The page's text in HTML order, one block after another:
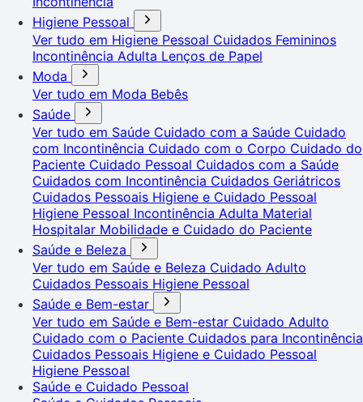
Higiene Pessoal
Ver tudo em Higiene Pessoal Cuidados Femininos
Incontinência Adulta Lenços de Papel
Moda
Ver tudo em Moda Bebês
Saúde
Ver tudo em Saúde Cuidado com a Saúde Cuidado
com Incontinência Cuidado com o Corpo Cuidado do
Paciente Cuidado Pessoal Cuidados com a Saúde
Cuidados com Incontinência Cuidados Geriátricos
Cuidados Pessoais Higiene e Cuidado Pessoal
Higiene Pessoal Incontinência Adulta Material
Hospitalar Mobilidade e Cuidado do Paciente
Saúde e Beleza
Ver tudo em Saúde e Beleza Cuidado Adulto
Cuidados Pessoais Higiene Pessoal
Saúde e Bem-estar
Ver tudo em Saúde e Bem-estar Cuidado Adulto
Cuidado com o Paciente Cuidados para Incontinência
Cuidados Pessoais Higiene e Cuidado Pessoal
Higiene Pessoal
Saúde e Cuidado Pessoal